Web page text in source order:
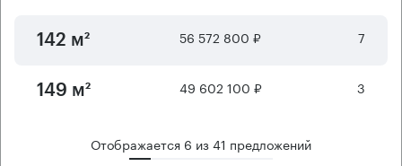
142 м² 56 572 800 ₽ 7
149 м² 49 602 100 ₽ 3
Отображается 6 из41 предложений